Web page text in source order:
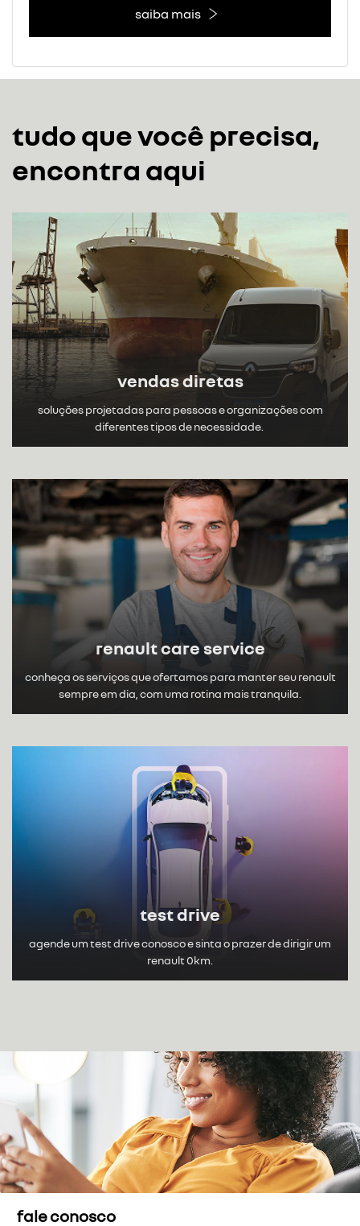
saiba mais
tudo que você precisa,
encontra aqui
vendas diretas
soluções projetadas para pessoas e organizações com
diferentes tipos de necessidade.
renault care service
conheça os serviços que ofertamos para manter seu renault
sempre em dia, com uma rotina mais tranquila.
test drive
agende um test drive conosco e sinta o prazer de dirigir um
renault 0km.
fale conosco